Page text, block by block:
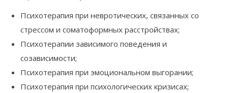
Психотерапия при невротических, связанных со
стрессом и соматоформных расстройствах;
Психотерапии зависимого поведения и
созависимости;
Психотерапия при эмоциональном выгорании;
Психотерапия при психологических кризисах;